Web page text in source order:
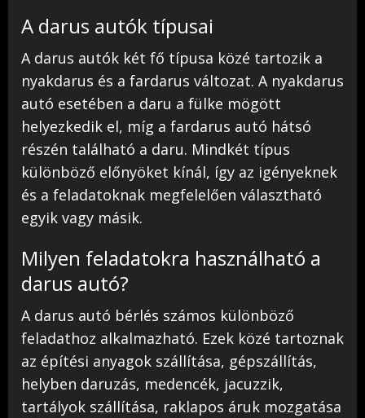
A darus autók típusai
A darus autók két fő típusa közé tartozik a
nyakdarus és a fardarus változat. A nyakdarus
autó esetében a daru a fülke mögött
helyezkedik el, míg a fardarus autó hátsó
részén található a daru. Mindkét típus
különböző előnyöket kínál, így az igényeknek
és a feladatoknak megfelelően választható
egyik vagy másik.
Milyen feladatokra használható a
darus autó?
A darus autó bérlés számos különböző
feladathoz alkalmazható. Ezek közé tartoznak
az építési anyagok szállítása, gépszállítás,
helyben daruzás, medencék, jacuzzik,
tartályok szállítása, raklapos áruk mozgatása